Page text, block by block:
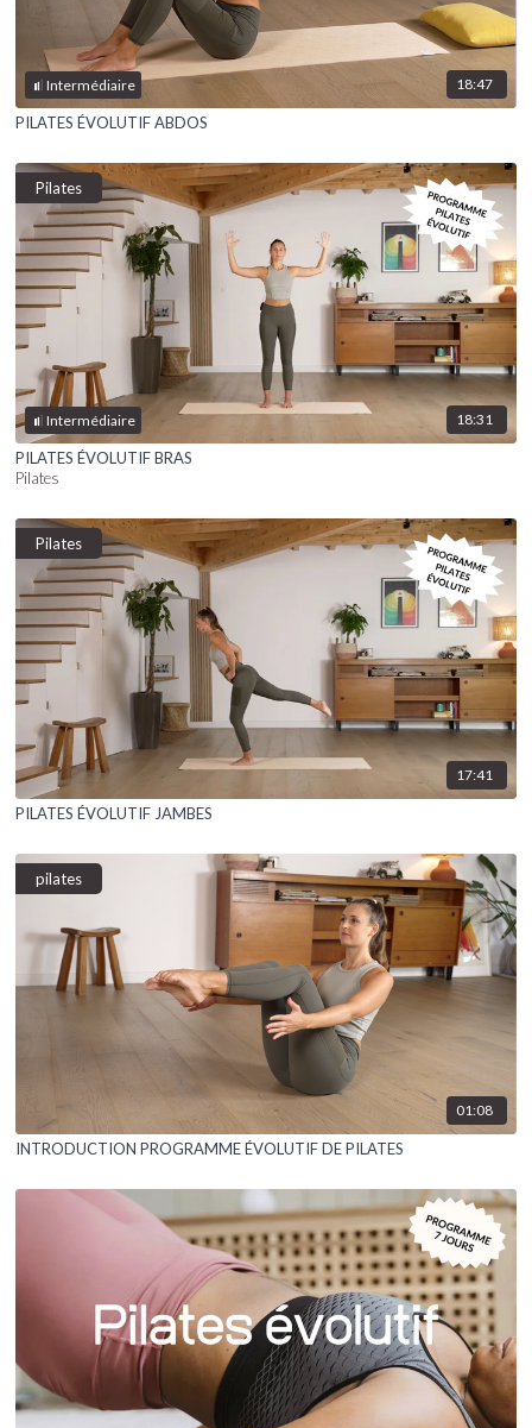
Intermédiaire 18:47
PILATES ÉVOLUTIF ABDOS
Intermédiaire
Pilates
18:31
PILATES ÉVOLUTIF BRAS
Pilates
Pilates
17:41
PILATES ÉVOLUTIF JAMBES
pilates
01:08
INTRODUCTION PROGRAMME ÉVOLUTIF DE PILATES